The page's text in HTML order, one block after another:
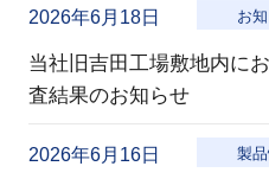
2026年6月18日 お
当社旧吉田工場敷地内に
査結果のお知らせ
2026年6月16日 製